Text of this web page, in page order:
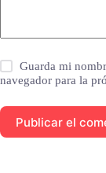
Guarda mi
navegador para la
Publicar el